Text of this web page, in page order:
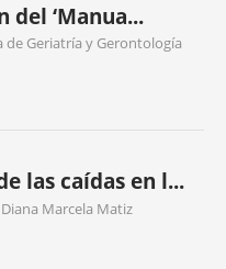
del ‘Manua...
de Geriatría y Gerontología
las caídas en l...
Marcela Matiz